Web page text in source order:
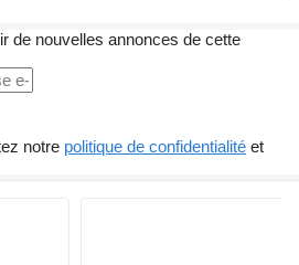
de nouvelles annonces de cette
notre politique de confidentialité et